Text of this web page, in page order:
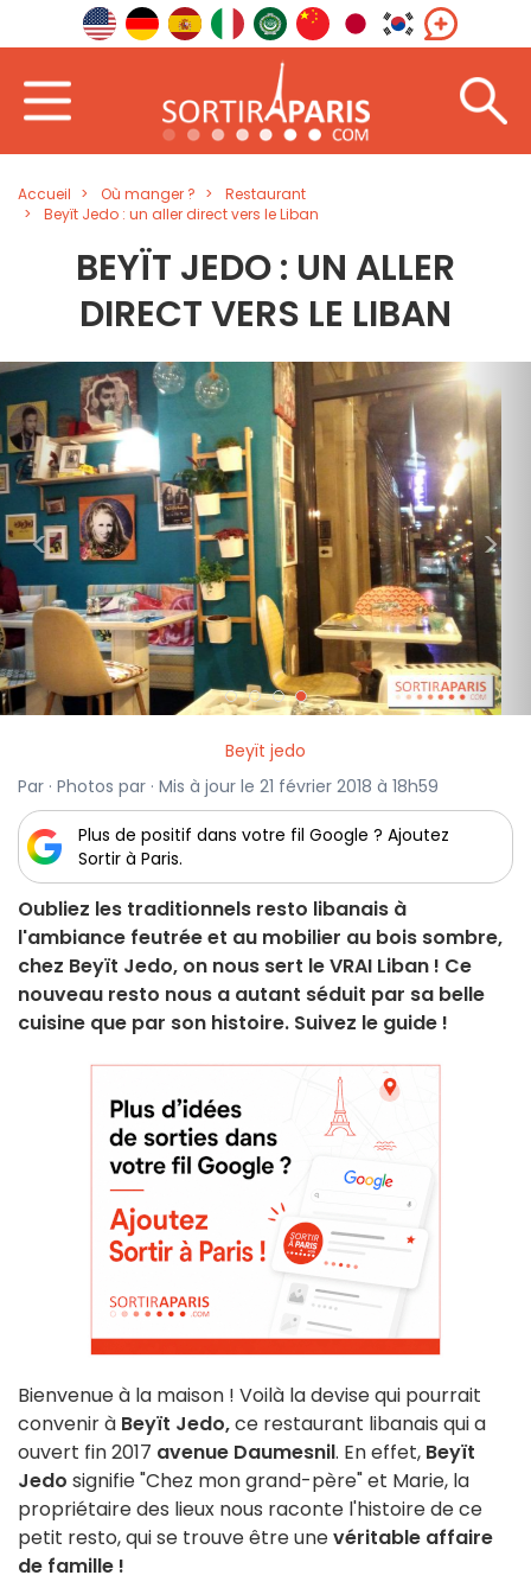
Accueil Où manger ?
Restaurant
Beyït Jedo : un aller direct vers le Liban
BEYÏT JEDO : UN ALLER
DIRECT VERS LE LIBAN
< >
Beyït jedo
Par · Photos par · Mis à jour le 21 février 2018 à 18h59
Plus de positif dans votre fil Google ? Ajoutez
Sortir à Paris.
Oubliez les traditionnels resto libanais à
l'ambiance feutrée et au mobilier au bois sombre,
chez Beyït Jedo, on nous sert le VRAI Liban ! Ce
nouveau resto nous a autant séduit par sa belle
cuisine que par son histoire. Suivez le guide !
Bienvenue à la maison ! Voilà la devise qui pourrait
convenir à Beyït Jedo,ce restaurant libanais qui a
ouvert fin 2017 avenue Daumesnil. En effet, Beyït
Jedo signifie "Chez mon grand-père" et Marie, la
propriétaire des lieux nous raconte l'histoire de ce
petit resto, qui se trouve être unevéritable affaire
de famille !